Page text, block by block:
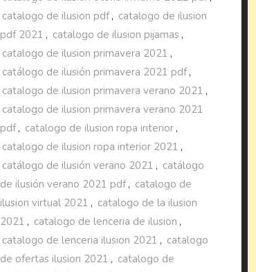
catalogo de ilusion pdf, catalogo de ilusion
pdf 2021 , catalogo de ilusion pijamas ,
catalogo de ilusion primavera 2021 ,
catálogo de ilusión primavera 2021 pdf,
catalogo de ilusion primavera verano 2021 ,
catalogo de ilusion primavera verano 2021
pdf, catalogo de ilusion ropa interior ,
catalogo de ilusion ropa interior 2021 ,
catálogo de ilusión verano 2021 , catálogo
de ilusión verano 2021 pdf, catalogo de
ilusion virtual 2021 , catalogo de la ilusion
2021 , catalogo de lenceria de ilusion ,
catalogo de lenceria ilusion 2021 , catalogo
de ofertas ilusion 2021 , catalogo de